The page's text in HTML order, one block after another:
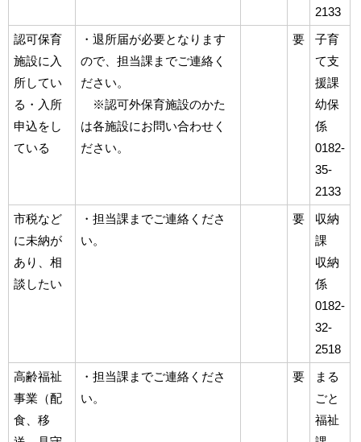
2133
認可保育
施設に入
所してい
る・入所
申込をし
ている
・退所届が必要となります
ので、担当課までご連絡く
ださい。
※認可外保育施設のかた
は各施設にお問い合わせく
ださい。
要
子育
て支
援課
幼保
係
0182-
35-
2133
市税など
に未納が
あり、相
談したい
・担当課までご連絡くださ
い。
要
収納
課
収納
係
0182-
32-
2518
高齢福祉
事業（配
食、移
・担当課までご連絡くださ
い。
要
まる
ごと
福祉